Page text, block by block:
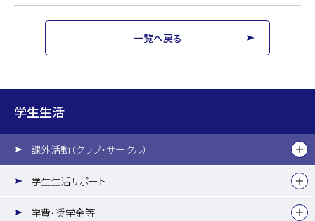
一覧へ戻る
学生生活
課外活動（クラブ・サークル）
学生生活サポート
学費・奨学金等